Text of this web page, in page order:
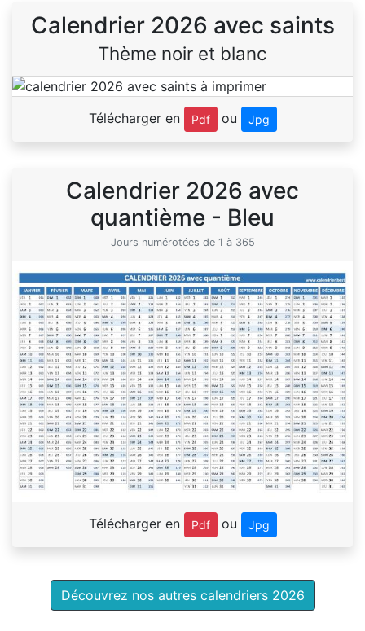
Calendrier 2026 avec saints
Thème noir et blanc
Télécharger en Pdf ou Jpg
Calendrier 2026 avec
quantième - Bleu
Jours numérotées de 1 à 365
Télécharger en Pdf ou Jpg
Découvrez nos autres calendriers 2026